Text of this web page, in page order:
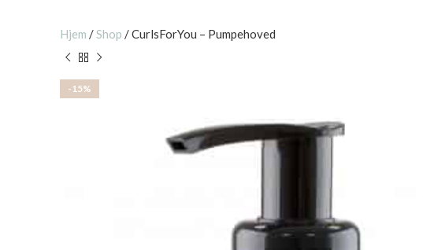
Hjem /Shop /CurlsForYou – Pumpehoved
-15%